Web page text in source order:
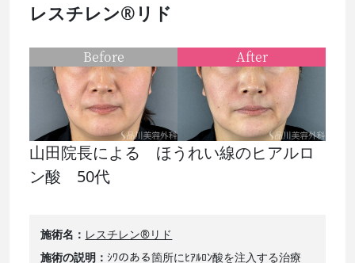
レスチレン®リド
山田院長による ほうれい線のヒアルロ
ン酸 50代
施術名
レスチレン®リド
施術の説明
ｼﾜのある箇所にﾋｱﾙﾛﾝ酸を注入する治療
Before After